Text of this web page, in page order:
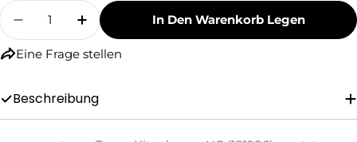
Menge
Menge Für My Green Toner Toner-Kit
Menge Für My Green Toner Toner-
In Den Warenkorb Legen
Eine Frage stellen
Beschreibung